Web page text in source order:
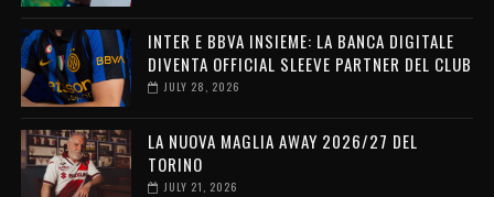
INTER E BBVA INSIEME: LA BANCA DIGITALE
DIVENTA OFFICIAL SLEEVE PARTNER DEL CLUB
JULY 28, 2026
LA NUOVA MAGLIA AWAY 2026/27 DEL
TORINO
JULY 21, 2026